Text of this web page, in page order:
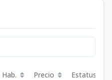
Hab. Precio Estatus